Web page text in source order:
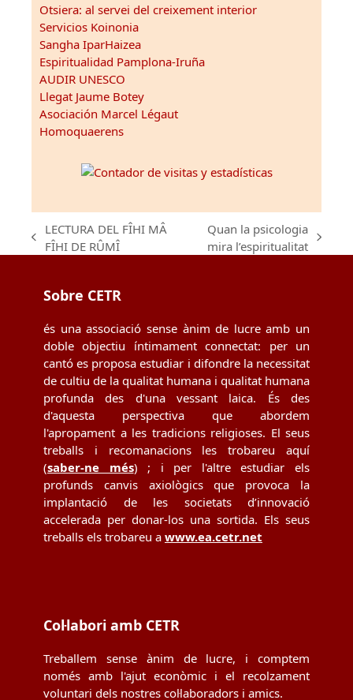
Otsiera: al servei del creixement interior
Servicios Koinonia
Sangha IparHaizea
Espiritualidad Pamplona-Iruña
AUDIR UNESCO
Llegat Jaume Botey
Asociación Marcel Légaut
Homoquaerens
previous
LECTURA DEL FÎHI MÂ
FÎHI DE RÛMÎ
Quan la psicologia
mira l’espiritualitat
Sobre CETR
és una associació sense ànim de lucre amb un
doble objectiu íntimament connectat: per un
cantó es proposa estudiar i difondre la necessitat
de cultiu de la qualitat humana i qualitat humana
profunda des d'una vessant laica. És des
d'aquesta perspectiva que abordem
l'apropament a les tradicions religioses. El seus
treballs i recomanacions les trobareu aquí
(saber-ne més) ; i per l'altre estudiar els
profunds canvis axiològics que provoca la
implantació de les societats d’innovació
accelerada per donar-los una sortida. Els seus
treballs els trobareu a www.ea.cetr.net
Col·labori amb CETR
Treballem sense ànim de lucre, i comptem
només amb l'ajut econòmic i el recolzament
voluntari dels nostres col·laboradors i amics.